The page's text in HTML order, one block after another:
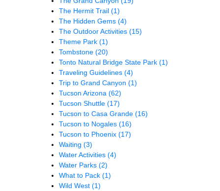
The Hermit Trail (1)
The Hidden Gems (4)
The Outdoor Activities (15)
Theme Park (1)
Tombstone (20)
Tonto Natural Bridge State Park (1)
Traveling Guidelines (4)
Trip to Grand Canyon (1)
Tucson Arizona (62)
Tucson Shuttle (17)
Tucson to Casa Grande (16)
Tucson to Nogales (16)
Tucson to Phoenix (17)
Waiting (3)
Water Activities (4)
Water Parks (2)
What to Pack (1)
Wild West (1)